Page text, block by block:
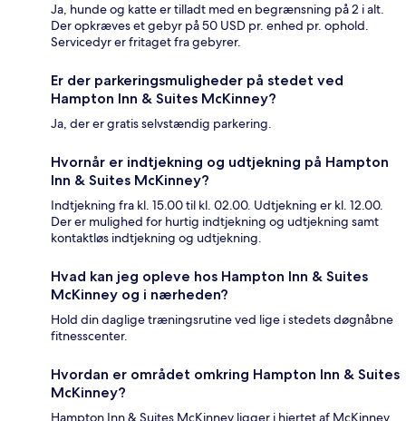
Ja, hunde og katte er tilladt med en begrænsning på 2 i alt.
Der opkræves et gebyr på 50 USD pr. enhed pr. ophold.
Servicedyr er fritaget fra gebyrer.
Er der parkeringsmuligheder på stedet ved
Hampton Inn & Suites McKinney?
Ja, der er gratis selvstændig parkering.
Hvornår er indtjekning og udtjekning på Hampton
Inn & Suites McKinney?
Indtjekning fra kl. 15.00 til kl. 02.00. Udtjekning er kl. 12.00.
Der er mulighed for hurtig indtjekning og udtjekning samt
kontaktløs indtjekning og udtjekning.
Hvad kan jeg opleve hos Hampton Inn & Suites
McKinney og i nærheden?
Hold din daglige træningsrutine ved lige i stedets døgnåbne
fitnesscenter.
Hvordan er området omkring Hampton Inn & Suites
McKinney?
Hampton Inn & Suites McKinney ligger i hjertet af McKinney.